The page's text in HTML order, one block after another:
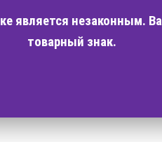
является незаконным.
товарный знак.